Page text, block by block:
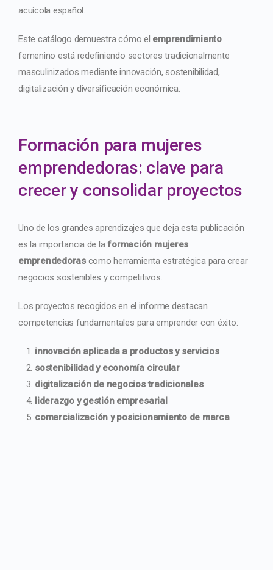
acuícola español.
Este catálogo demuestra cómo el emprendimiento
femenino está redefiniendo sectores tradicionalmente
masculinizados mediante innovación, sostenibilidad,
digitalización y diversificación económica.
Formación para mujeres
emprendedoras: clave para
crecer y consolidar proyectos
Uno de los grandes aprendizajes que deja esta publicación
es la importancia de laformación mujeres
emprendedorascomo herramienta estratégica para crear
negocios sostenibles y competitivos.
Los proyectos recogidos en el informe destacan
competencias fundamentales para emprender con éxito:
innovación aplicada a productos y servicios
sostenibilidad y economía circular
digitalización de negocios tradicionales
liderazgo y gestión empresarial
comercialización y posicionamiento de marca